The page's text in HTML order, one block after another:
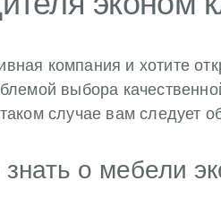
компания и хотите
выбора
случае вам следует
о мебели